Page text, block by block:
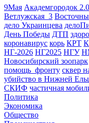
9Мая Академгородок 2.0
Ветлужская_3
дело Украинцева
День Победы ДТП
коронавирус корь КРТ
НГ-2026 НГ2025 НГУ
Новосибирский зоопарк
помощь_фронту сквер
убийство в Нижней
СКИФ частичная
Политика
Экономика
Общество